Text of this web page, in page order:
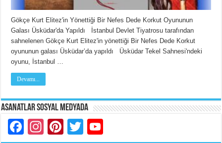
Gökçe Kurt Elitez'in Yönettiği Bir Nefes Dede Korkut Oyununun
Galası Üsküdar'da Yapıldı İstanbul Devlet Tiyatrosu tarafından
sahnelenen Gökçe Kurt Elitez'in yönettiği Bir Nefes Dede Korkut
oyununun galası Üsküdar’da yapıldı Üsküdar Tekel Sahnesi'ndeki
oyunu, İstanbul …
Devamı...
Asanatlar Sosyal Medyada
Facebook
Instagram
Pinterest
Twitter